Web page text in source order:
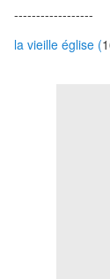
------------------
la vieille église (